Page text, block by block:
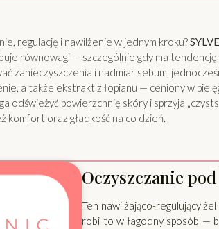
regulację i nawilżenie w jednym kroku?
równowagi — szczególnie gdy ma
zanieczyszczenia i nadmiar sebum,
a także ekstrakt z łopianu — ceniony w
odświeżyć powierzchnię skóry i sprzyja
komfort oraz gładkość na co dzień.
Oczyszczanie
Ten nawilżająco-regulujący
robi to w łagodny sposób —